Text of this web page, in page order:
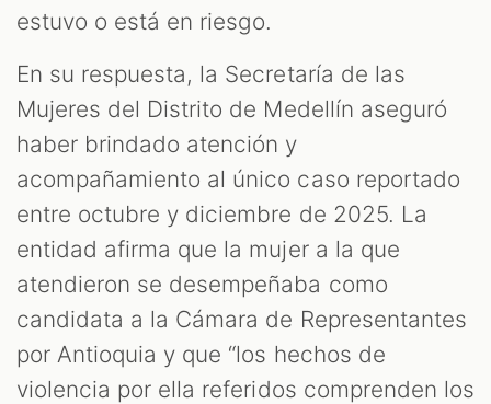
estuvo o está en riesgo.
En su respuesta, la Secretaría de las
Mujeres del Distrito de Medellín aseguró
haber brindado atención y
acompañamiento al único caso reportado
entre octubre y diciembre de 2025. La
entidad afirma que la mujer a la que
atendieron se desempeñaba como
candidata a la Cámara de Representantes
por Antioquia y que “los hechos de
violencia por ella referidos comprenden los